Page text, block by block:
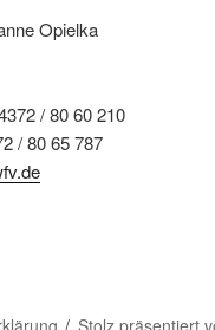
Opielka
/ 80 60 210
/ 80 65 787